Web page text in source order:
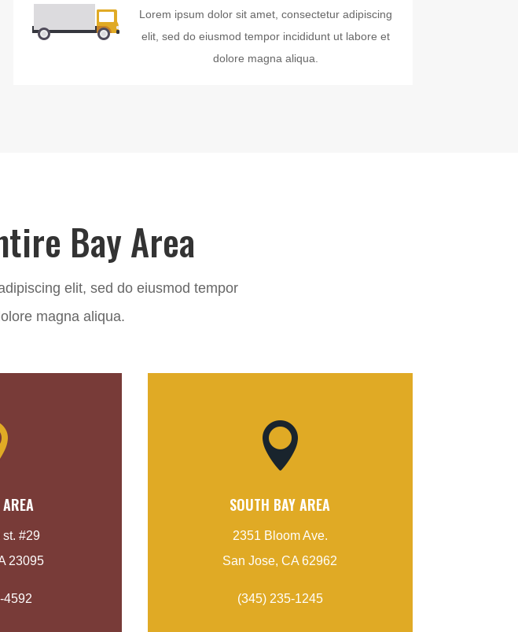
Lorem ipsum dolor sit amet, consectetur adipiscing
elit, sed do eiusmod tempor incididunt ut labore et
dolore magna aliqua.
Bay Area
elit, sed do eiusmod tempor
magna aliqua.
st. #29
23095
4592

SOUTH BAY AREA
2351 Bloom Ave.
San Jose, CA 62962
(345) 235-1245